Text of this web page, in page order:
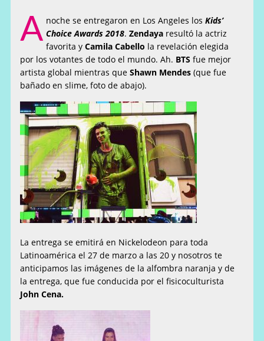
A noche se entregaron en Los Angeles losKids’
Choice Awards 2018.Zendaya resultó la actriz
favorita yCamila Cabello la revelación elegida
por los votantes de todo el mundo. Ah. BTS fue mejor
artista global mientras queShawn Mendes (que fue
bañado en slime, foto de abajo).
La entrega se emitirá en Nickelodeon para toda
Latinoamérica el 27 de marzo a las 20 y nosotros te
anticipamos las imágenes de la alfombra naranja y de
la entrega, que fue conducida por el fisicoculturista
John Cena.